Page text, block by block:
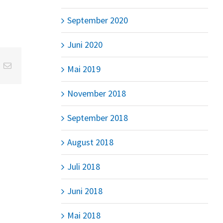
E-
September 2020
Juni 2020
Mai 2019
November 2018
September 2018
August 2018
Juli 2018
Juni 2018
Mai 2018